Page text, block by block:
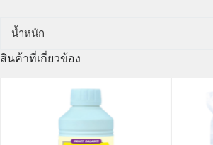
น้ำหนัก
สินค้าที่เกี่ยวข้อง